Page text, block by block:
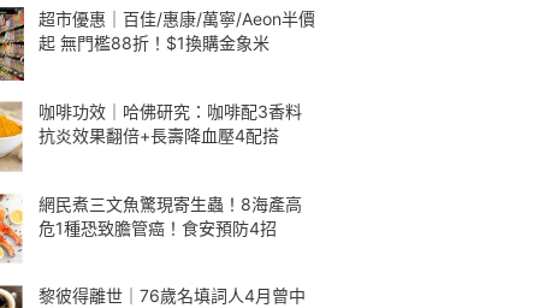
超市優惠｜百佳/惠康/萬寧/Aeon半價
起 無門檻88折！$1換購金象米
咖啡功效｜哈佛研究：咖啡配3香料
抗炎效果翻倍+長壽降血壓4配搭
網民煮三文魚驚現寄生蟲！8海產高
危1種恐致膽管癌！食安預防4招
黎彼得離世｜76歲名填詞人4月曾中